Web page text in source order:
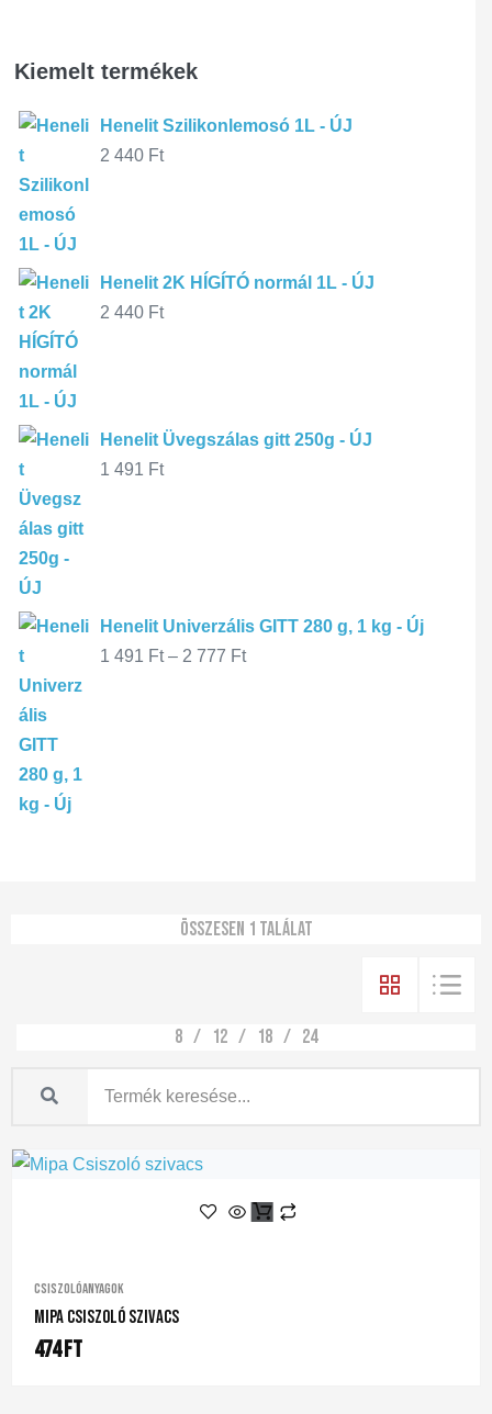
Kiemelt termékek
Henelit Szilikonlemosó 1L - ÚJ
2 440 Ft
Henelit 2K HÍGÍTÓ normál 1L - ÚJ
2 440 Ft
Henelit Üvegszálas gitt 250g - ÚJ
1 491 Ft
Henelit Univerzális GITT 280 g, 1 kg - Új
1 491 Ft – 2 777 Ft
Összesen 1 találat
8 12 18 24
Csiszolóanyagok
Mipa Csiszoló Szivacs
474Ft